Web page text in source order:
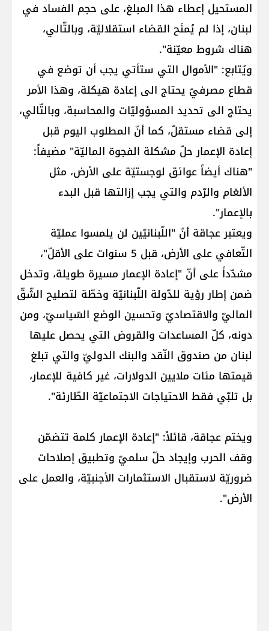
المستحيل إعطاء هذا المبلغ، على حجم الفساد في
لبنان، إذا لم يُمنَح القضاء استقلاليّة، وبالتّالي،
هناك شروط معيّنة".
ويُتابع: "الأموال التي ستأتي يجب أن توضع في
قطاع مصرفيّ يحتاج الى إعادة هيكلة، وهذا الأمر
يحتاج الى تحديد المسؤوليّات والمحاسبة، وبالتّالي،
إلى قضاء مستقلّ، كما أنّ المطلوب اليوم قبل
إعادة الإعمار حلّ مشكلة الفجوة الماليّة" مضيفاً:
"هناك أيضاً عوائق لوجستيّة على الأرض، مثل
الألغام والرّدم والتي يجب إزالتها قبل البدء
بالإعمار".
ويعتبر عجاقة أنّ "اللّبنانيّين لن يلمسوا عمليّة
التّعافي على الأرض، قبل 5 سنوات على الأقلّ"،
مشدّداً على أنّ "إعادة الإعمار مسيرة طويلة، وتدخل
ضمن إطار رؤية للدّولة اللّبنانيّة وخطّة لتصليح الشّقّ
الماليّ والاقتصاديّ وتحسين الوضع السّياسيّ، ومن
دونه، كلّ المساعدات والقروض التي يحصل عليها
لبنان من صندوق النّقد والبنك الدوليّ والتي تبلغ
قيمتها مئات ملايين الدولارات، غير كافية للإعمار،
بل تلبّي فقط الاحتياجات الاجتماعيّة الطّارئة".
ويختم عجاقة، قائلاً: "إعادة الإعمار كلمة تتضمّن
وقف الحرب وإيجاد حلّ سلميّ وتطبيق إصلاحات
ضروريّة لاستقبال الاستثمارات الأجنبيّة، والعمل على
الأرض".